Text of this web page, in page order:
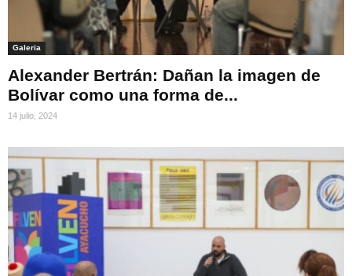
Galeria
Alexander Bertrán: Dañan la imagen de
Bolívar como una forma de...
14 julio, 2024